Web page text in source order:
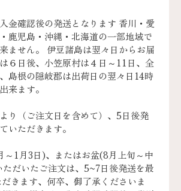
金確認後の発送となります 香川・愛
鹿児島・沖縄・北海道の一部地域で
ません。 伊豆諸島は翌々日からお届
６日後、小笠原村は４日～11日、全
島根の隠岐郡は出荷日の翌々日14時
来ます。
り（ご注文日を含めて）、5日後発
いただきます。
1月3日)、またはお盆(8月上旬～中
だいたご注文は、5~7日後発送を最
きます、何卒、御了承くださいま